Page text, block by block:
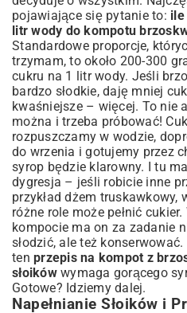
pojawiające się pytanie to: ile
litr wody do kompotu
Standardowe proporcje,
trzymam, to około 200-300
cukru na 1 litr wody. Jeśli
bardzo słodkie, daję mniej
kwaśniejsze – więcej. To nie
można i trzeba próbować!
rozpuszczamy w wodzie,
do wrzenia i gotujemy przez
syrop będzie klarowny. I tu
dygresja – jeśli robicie inne
przykładdżem truskawkowy,
różne role może pełnić
kompocie ma on za zadanie
słodzić, ale też
ten przepis na kompot z
słoikówwymaga gorącego
Gotowe? Idziemy dalej.
Napełnianie Słoików i